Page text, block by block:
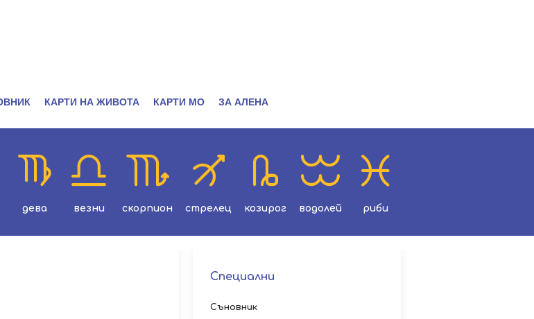
КАРТИ НА ЖИВОТА КАРТИ МО ЗА АЛЕНА
дева везни скорпион стрелец козирог водолей риби
Специални
Съновник